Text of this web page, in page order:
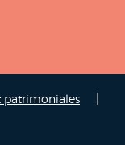
patrimoniales